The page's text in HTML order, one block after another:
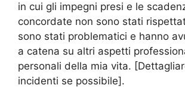
in cui gli impegni presi e le
concordate non sono stati
sono stati problematici e hanno
a catena su altri aspetti
personali della mia vita.
incidenti se possibile].